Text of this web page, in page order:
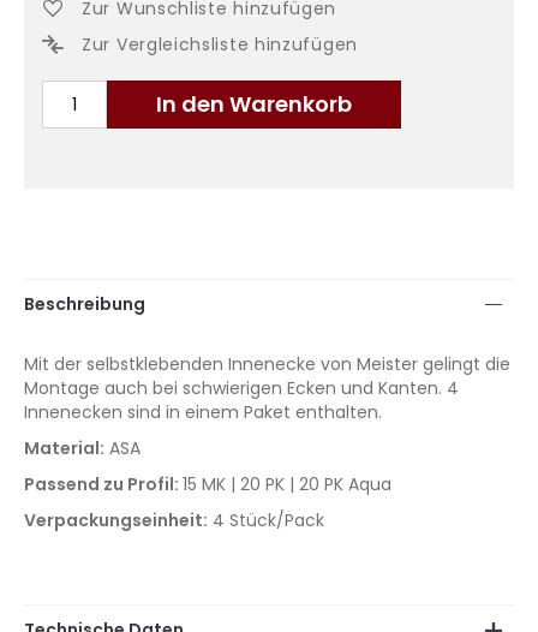
In den Warenkorb
Zur Wunschliste hinzufügen
Zur Vergleichsliste hinzufügen
Beschreibung
Mit der selbstklebenden Innenecke von Meister gelingt die
Montage auch bei schwierigen Ecken und Kanten. 4
Innenecken sind in einem Paket enthalten.
Material: ASA
Passend zu Profil: 15 MK | 20 PK | 20 PK Aqua
Verpackungseinheit: 4 Stück/Pack